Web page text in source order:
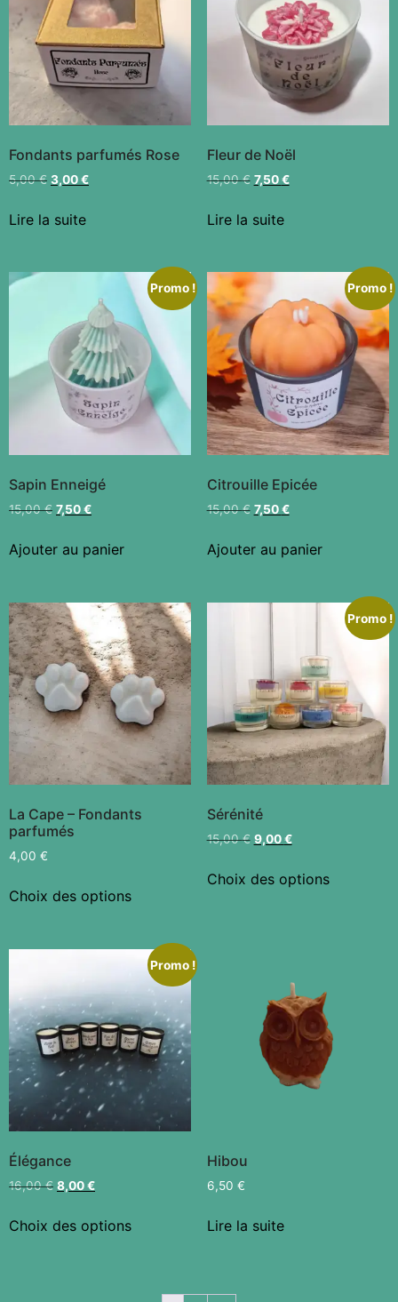
Fondants parfumés Rose
5,00€ 3,00€
Lire la suite
Fleur de Noël
15,00€ 7,50€
Lire la suite
Promo !
Sapin Enneigé
15,00€ 7,50€
Ajouter au panier
Promo !
Citrouille Epicée
15,00€ 7,50€
Ajouter au panier
La Cape – Fondants
parfumés
4,00 €
Choix des options
Promo !
Sérénité
15,00€ 9,00€
Choix des options
Promo !
Élégance
16,00€ 8,00€
Choix des options
Hibou
6,50 €
Lire la suite